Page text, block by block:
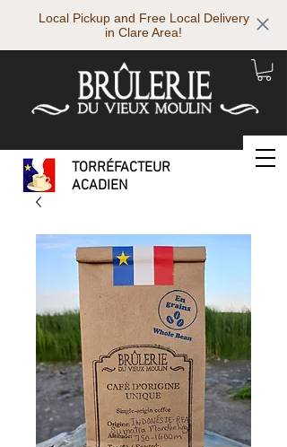
Local Pickup and Free Local Delivery
in Clare Area!
TORRÉFACTEUR
ACADIEN